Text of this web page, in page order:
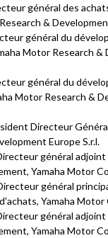
général des
&
général du
Motor Research &
général du
Motor Research &
Directeur
Europe S.r.l.
général
Yamaha Motor
général
Yamaha Motor
général
Yamaha Motor